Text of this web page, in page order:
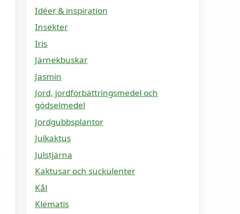
Idéer & inspiration
Insekter
Iris
Järnekbuskar
Jasmin
Jord, jordförbättringsmedel och
gödselmedel
Jordgubbsplantor
Julkaktus
Julstjärna
Kaktusar och suckulenter
Kål
Klematis